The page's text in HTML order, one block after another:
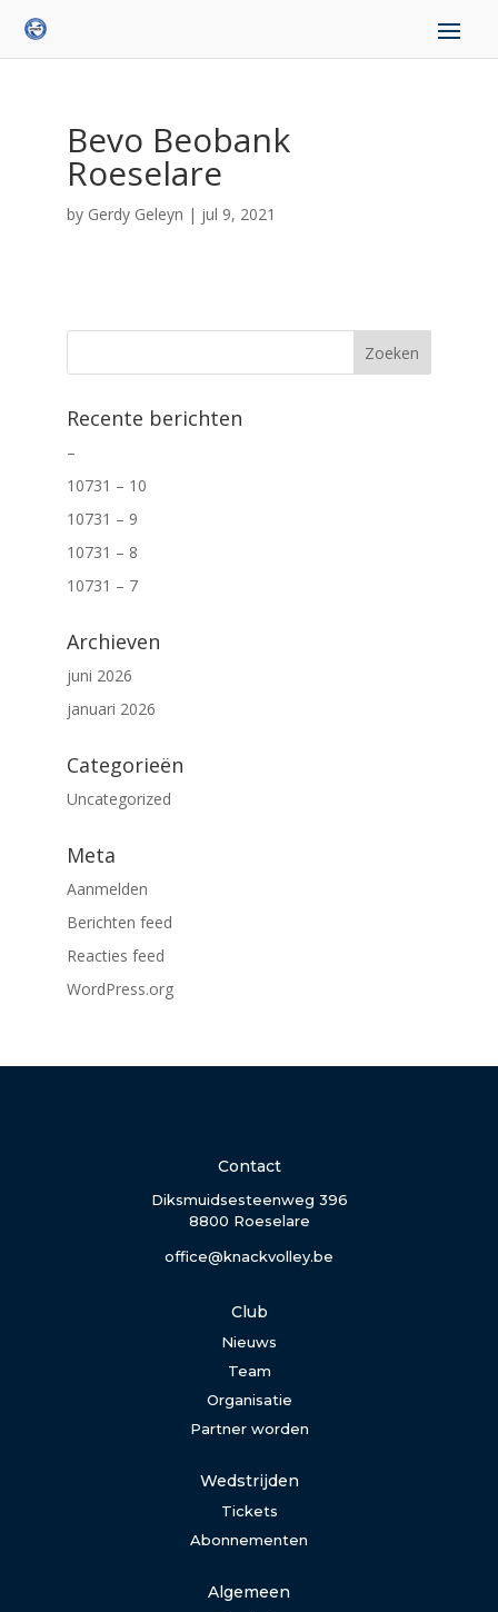
Bevo Beobank
Roeselare
by Gerdy Geleyn | jul 9, 2021
Recente berichten
–
10731 – 10
10731 – 9
10731 – 8
10731 – 7
Archieven
juni 2026
januari 2026
Categorieën
Uncategorized
Meta
Aanmelden
Berichten feed
Reacties feed
WordPress.org
Contact
Diksmuidsesteenweg 396
8800 Roeselare
office@knackvolley.be
Club
Nieuws
Team
Organisatie
Partner worden
Wedstrijden
Tickets
Abonnementen
Algemeen